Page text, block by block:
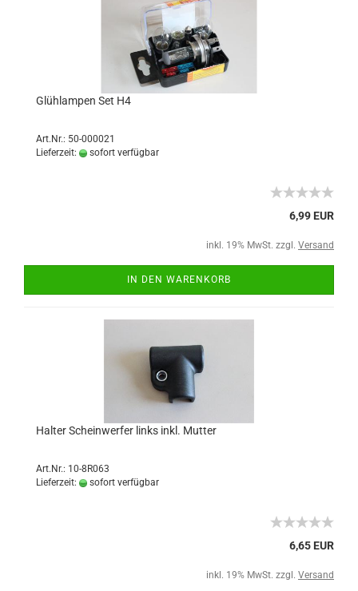
Glühlampen Set H4
Art.Nr.: 50-000021
Lieferzeit:
sofort verfügbar
6,99 EUR
inkl. 19% MwSt. zzgl. Versand
IN DEN WARENKORB
Halter Scheinwerfer links inkl. Mutter
Art.Nr.: 10-8R063
Lieferzeit:
sofort verfügbar
6,65 EUR
inkl. 19% MwSt. zzgl. Versand